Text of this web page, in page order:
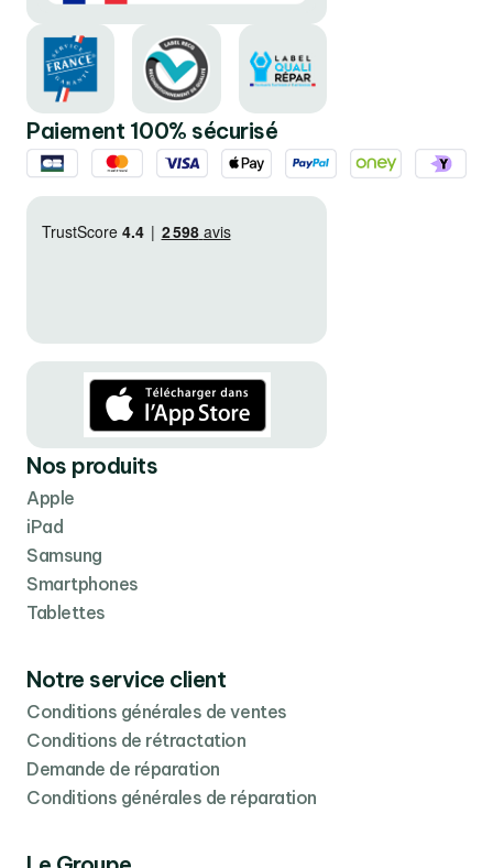
Paiement 100% sécurisé
Nos produits
Apple
iPad
Samsung
Smartphones
Tablettes
Notre service client
Conditions générales de ventes
Conditions de rétractation
Demande de réparation
Conditions générales de réparation